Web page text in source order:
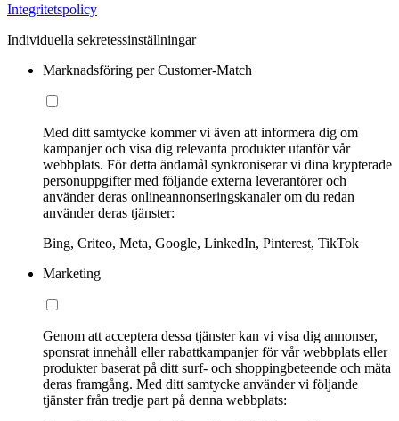
Integritetspolicy
Individuella sekretessinställningar
Marknadsföring per Customer-Match
Med ditt samtycke kommer vi även att informera dig om
kampanjer och visa dig relevanta produkter utanför vår
webbplats. För detta ändamål synkroniserar vi dina krypterade
personuppgifter med följande externa leverantörer och
använder deras onlineannonseringskanaler om du redan
använder deras tjänster:
Bing, Criteo, Meta, Google, LinkedIn, Pinterest, TikTok
Marketing
Genom att acceptera dessa tjänster kan vi visa dig annonser,
sponsrat innehåll eller rabattkampanjer för vår webbplats eller
produkter baserat på ditt surf- och shoppingbeteende och mäta
deras framgång. Med ditt samtycke använder vi följande
tjänster från tredje part på denna webbplats: